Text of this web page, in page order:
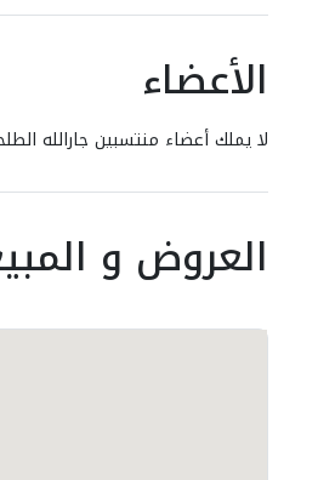
الأعضاء
لا يملك أعضاء منتسبين جارالله
العروض و